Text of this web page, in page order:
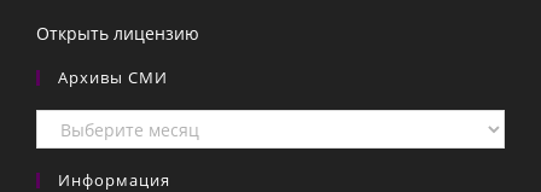
Открыть лицензию
Архивы СМИ
Архивы
СМИ
Информация